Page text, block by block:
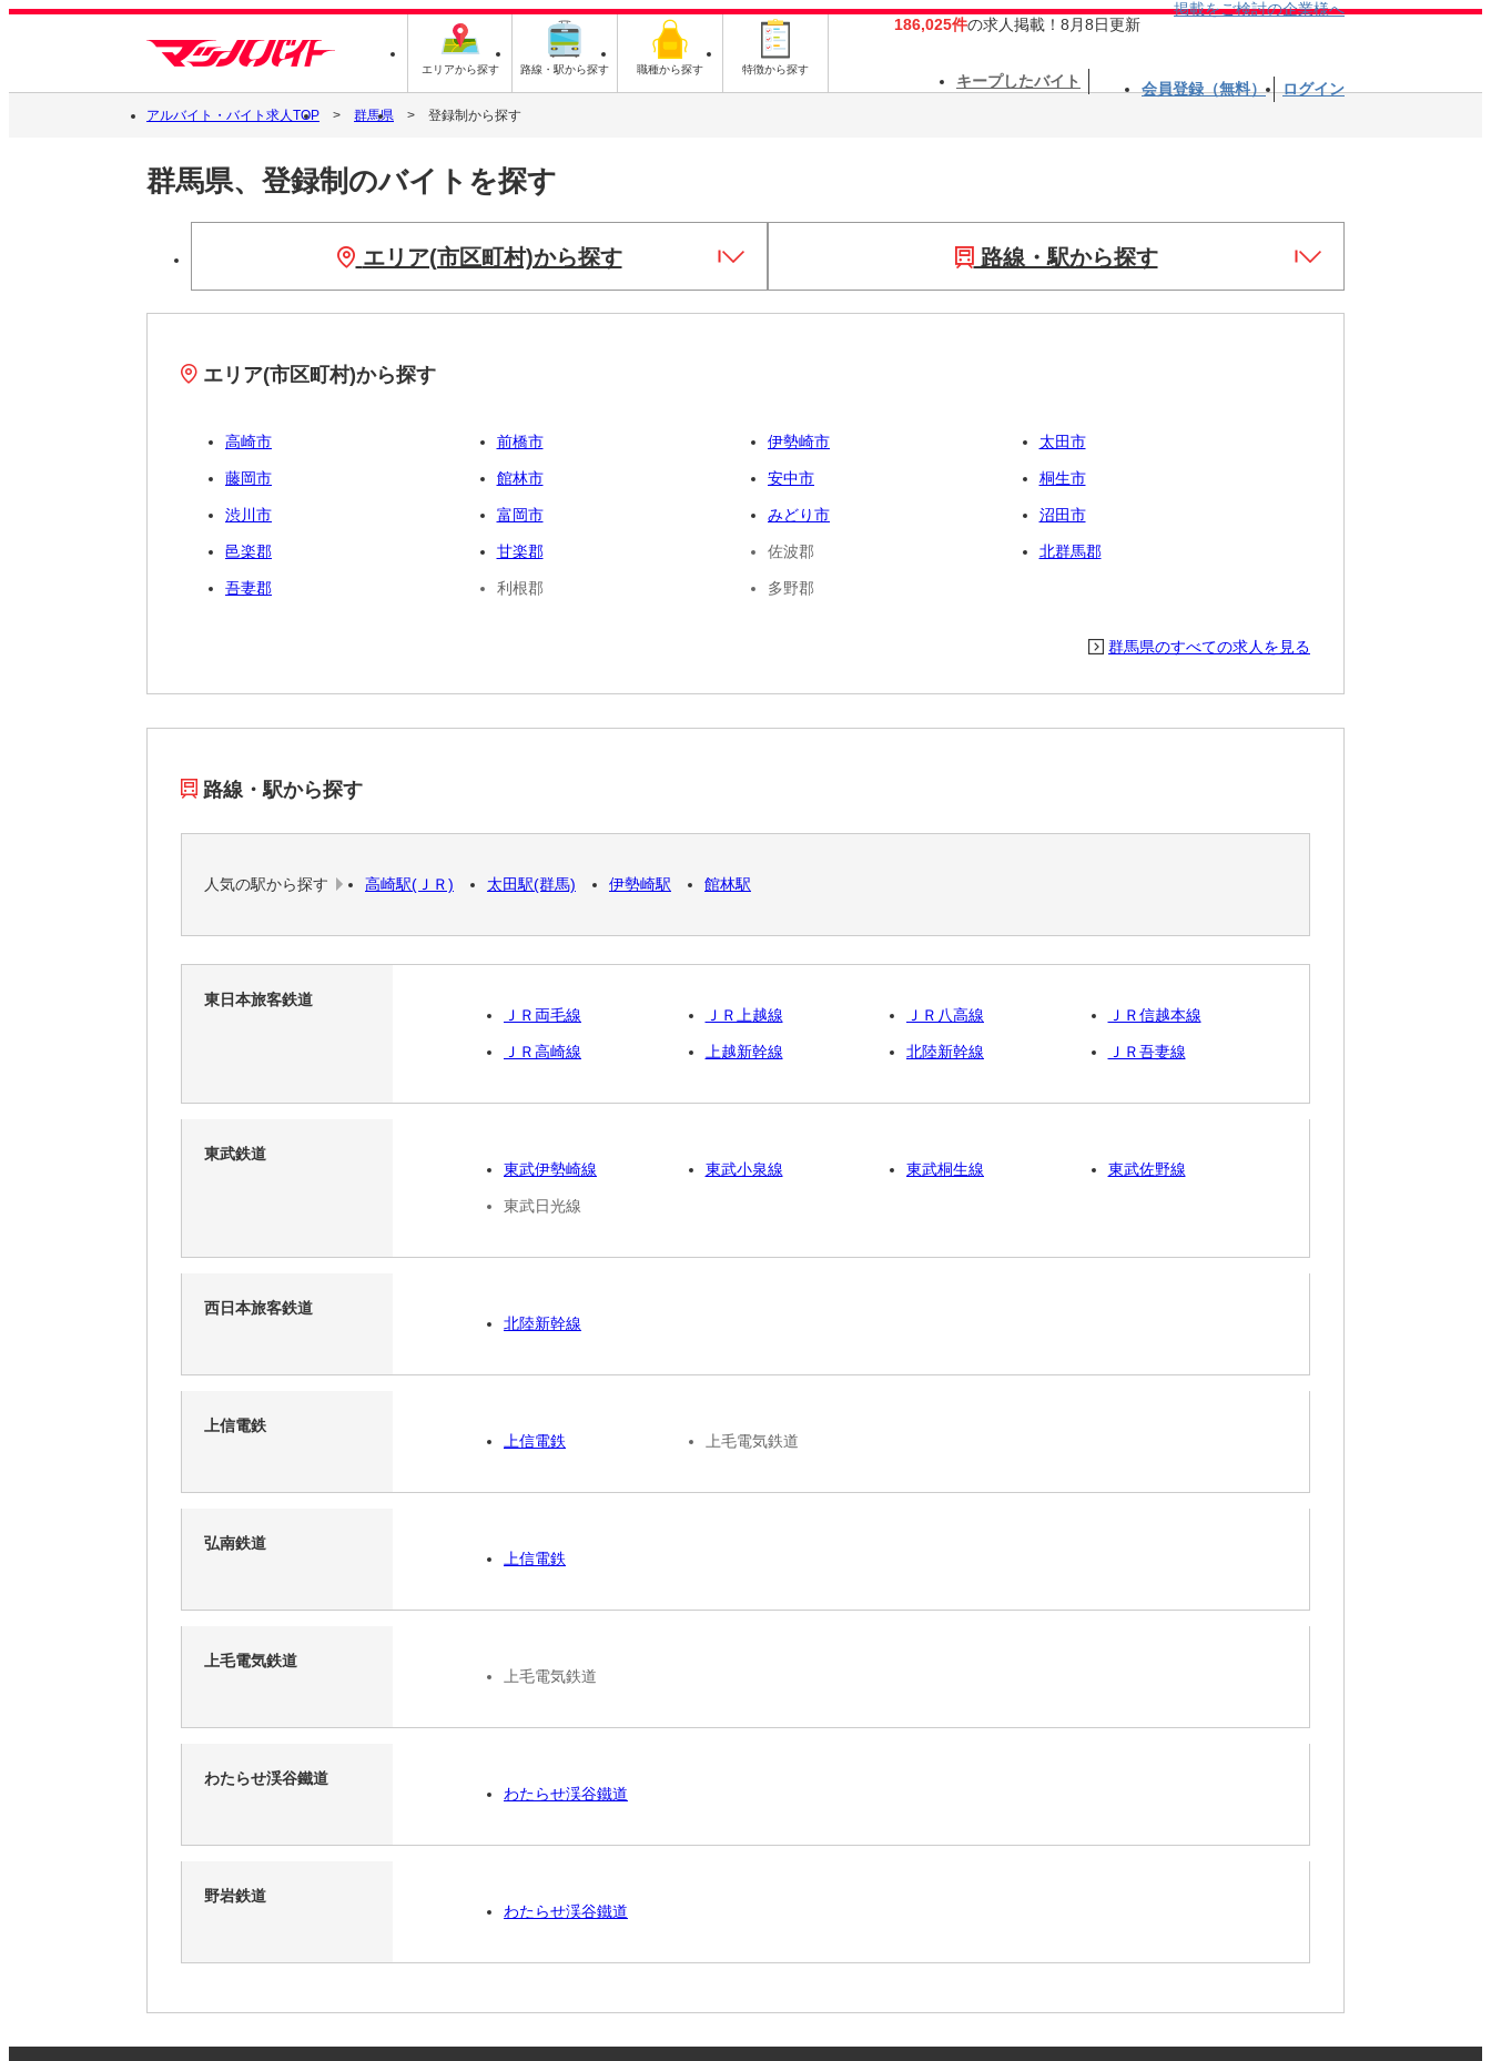
エリアから探す 路線・駅から探す 職種から探す 特徴から探す
186,025件の求人掲載！8月8日更新
掲載をご検討の企業様へ
キープしたバイト 会員登録（無料） ログイン
アルバイト・バイト求人TOP 群馬県 登録制から探す
群馬県、登録制のバイトを探す
エリア(市区町村)から探す 路線・駅から探す
エリア(市区町村)から探す
高崎市 前橋市 伊勢崎市 太田市
藤岡市 館林市 安中市 桐生市
渋川市 富岡市 みどり市 沼田市
邑楽郡 甘楽郡 佐波郡 北群馬郡
吾妻郡 利根郡 多野郡
群馬県のすべての求人を見る
路線・駅から探す
人気の駅から探す 高崎駅(ＪＲ) 太田駅(群馬) 伊勢崎駅 館林駅
東日本旅客鉄道
ＪＲ両毛線
ＪＲ上越線 ＪＲ八高線 ＪＲ信越本線
ＪＲ高崎線 上越新幹線 北陸新幹線 ＪＲ吾妻線
東武鉄道
東武伊勢崎線
東武小泉線 東武桐生線 東武佐野線
東武日光線
西日本旅客鉄道
北陸新幹線
上信電鉄
上信電鉄
上毛電気鉄道
弘南鉄道
上信電鉄
上毛電気鉄道
上毛電気鉄道
わたらせ渓谷鐵道
わたらせ渓谷鐵道
野岩鉄道
わたらせ渓谷鐵道